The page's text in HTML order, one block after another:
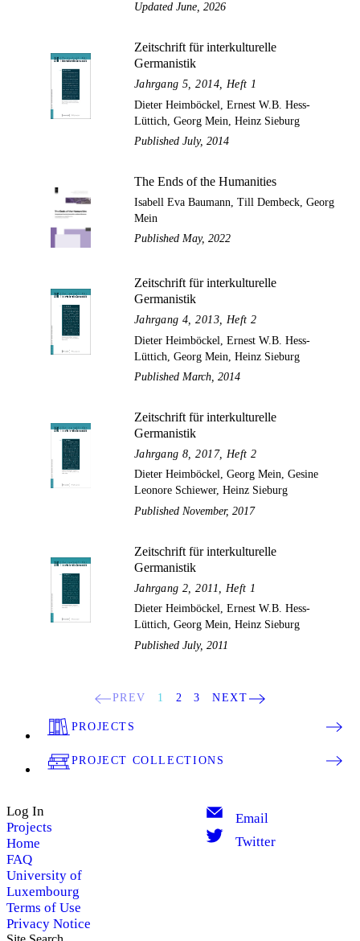
Updated June, 2026
Zeitschrift für interkulturelle
Germanistik
Jahrgang 5, 2014, Heft 1
Dieter Heimböckel, Ernest W.B. Hess-
Lüttich, Georg Mein, Heinz Sieburg
Published July, 2014
The Ends of the Humanities
Isabell Eva Baumann, Till Dembeck, Georg
Mein
Published May, 2022
Zeitschrift für interkulturelle
Germanistik
Jahrgang 4, 2013, Heft 2
Dieter Heimböckel, Ernest W.B. Hess-
Lüttich, Georg Mein, Heinz Sieburg
Published March, 2014
Zeitschrift für interkulturelle
Germanistik
Jahrgang 8, 2017, Heft 2
Dieter Heimböckel, Georg Mein, Gesine
Leonore Schiewer, Heinz Sieburg
Published November, 2017
Zeitschrift für interkulturelle
Germanistik
Jahrgang 2, 2011, Heft 1
Dieter Heimböckel, Ernest W.B. Hess-
Lüttich, Georg Mein, Heinz Sieburg
Published July, 2011
PREV 1 2 3 NEXT
PROJECTS
PROJECT COLLECTIONS
Log In
Projects
Home
FAQ
University of
Luxembourg
Terms of Use
Privacy Notice
Email
Twitter